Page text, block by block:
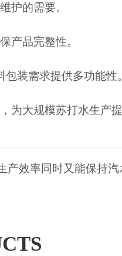
护的需要。
产品完整性。
装需求提供多功能性。
为大规模苏打水生产
产效率同时又能保持汽